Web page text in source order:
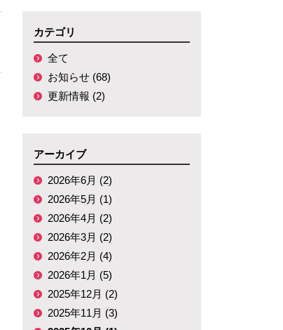
カテゴリ
全て
お知らせ (68)
更新情報 (2)
アーカイブ
2026年6月 (2)
2026年5月 (1)
2026年4月 (2)
2026年3月 (2)
2026年2月 (4)
2026年1月 (5)
2025年12月 (2)
2025年11月 (3)